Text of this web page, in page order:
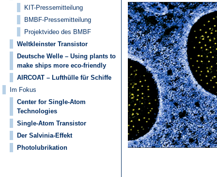
KIT-Pressemitteilung
BMBF-Pressemitteilung
Projektvideo des BMBF
Weltkleinster Transistor
Deutsche Welle – Using plants to
make ships more eco-friendly
AIRCOAT – Lufthülle für Schiffe
Im Fokus
Center for Single-Atom
Technologies
Single-Atom Transistor
Der Salvinia-Effekt
Photolubrikation